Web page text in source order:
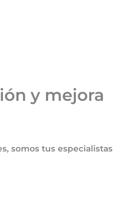
y mejora
somos tus especialistas